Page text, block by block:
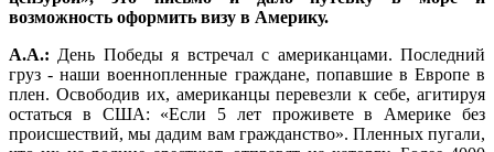
возможность оформить визу в Америку.
А.А.: День Победы я встречал с американцами. Последний
груз - наши военнопленные граждане, попавшие в Европе в
плен. Освободив их, американцы перевезли к себе, агитируя
остаться в США: «Если 5 лет проживете в Америке без
происшествий, мы дадим вам гражданство». Пленных пугали,